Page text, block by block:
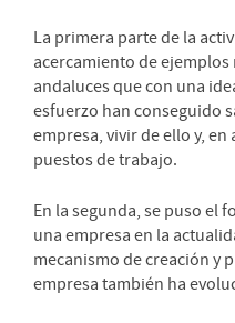
La primera parte de la
acercamiento de
andaluces que con una
esfuerzo han conseguido
empresa, vivir de ello y,
puestos de trabajo.
En la segunda, se puso el
una empresa en la
mecanismo de creación y
empresa también ha